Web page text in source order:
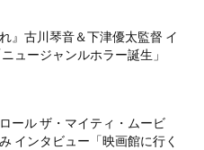
』古川琴音＆下津優太監督 イ
ュージャンルホラー誕生」
ロール ザ・マイティ・ムービ
インタビュー「映画館に行く